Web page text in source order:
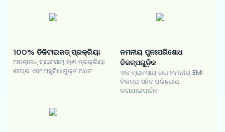
100% ଡିଜିଟାଇଜଡ୍ ପ୍ରକ୍ରିୟା
ଅନଲାଇନ୍ ବ୍ୟବସାୟ ଋଣ ପ୍ରକ୍ରିୟା
ଶୀଘ୍ର ଏବଂ ଅସୁବିଧାମୁକ୍ତ ଅଟେ
ନମନୀୟ ପୁନଃପରିଶୋଧ
ବିକଳ୍ପଗୁଡ଼ିକ
ଏକ ବ୍ୟବସାୟ ଋଣ ନମନୀୟ EMI
ବିକଳ୍ପ ସହିତ ପରିଶୋଧ
କରାଯାଇପାରିବ